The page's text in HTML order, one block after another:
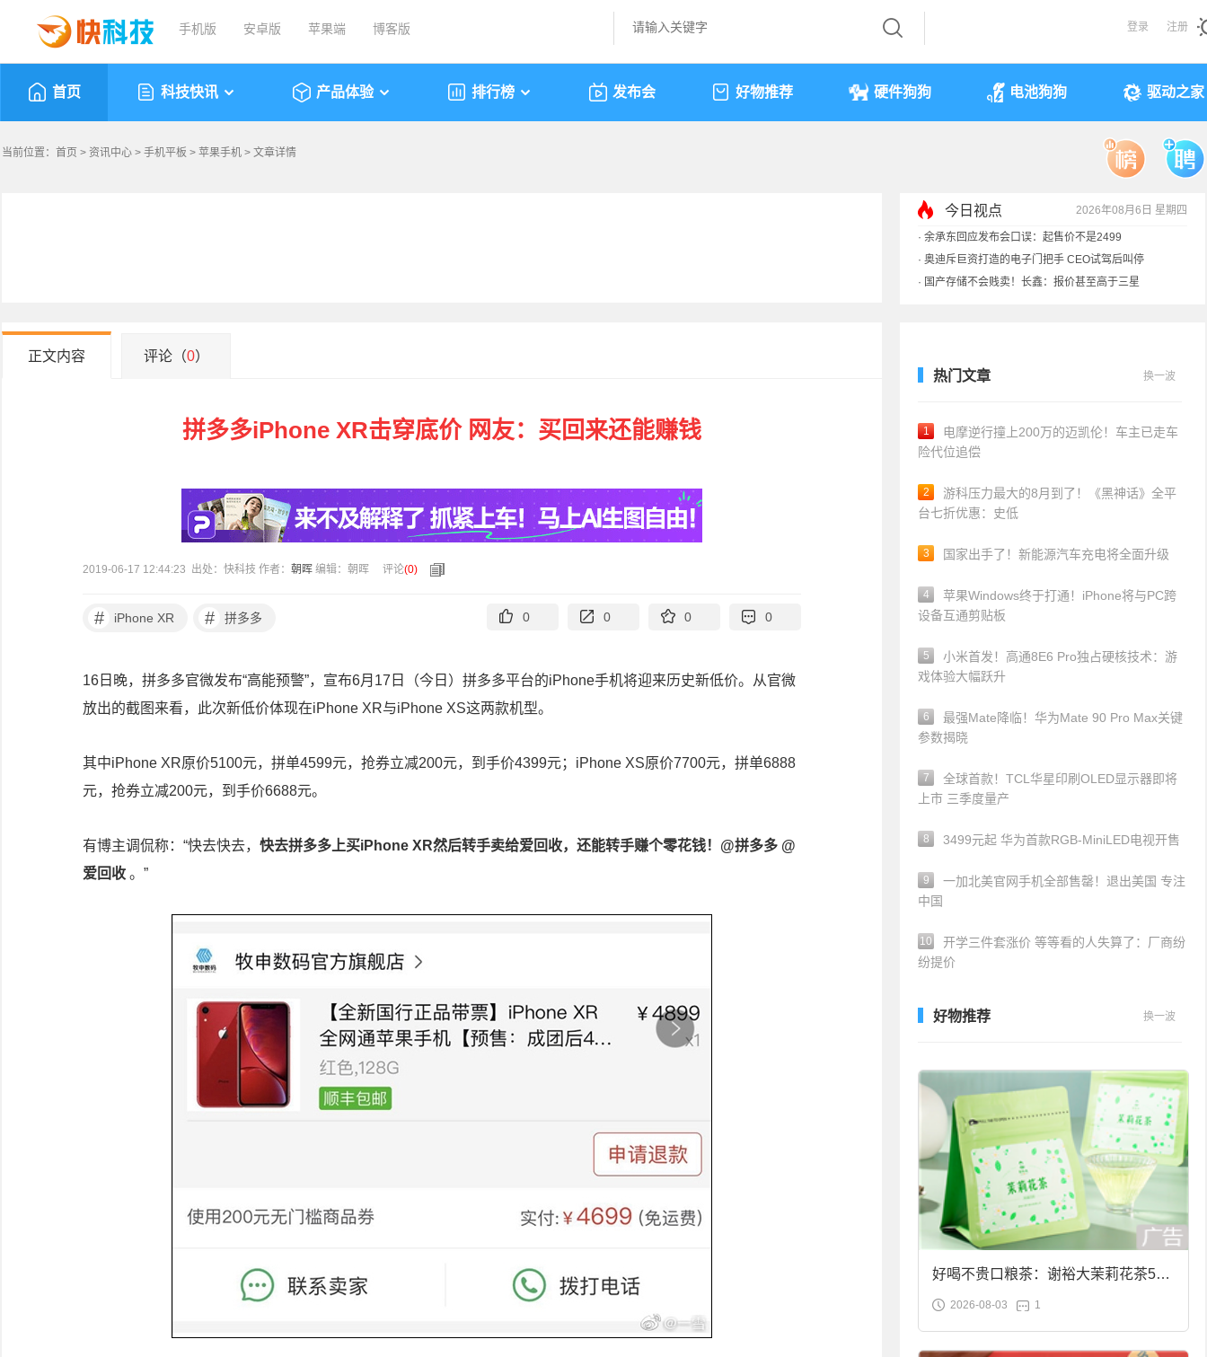
手机版 安卓版 苹果端 博客版 登录 注册
首页 科技快讯 产品体验 排行榜 发布会 好物推荐 硬件狗狗 电池狗狗 驱动之家
当前位置： 首页 > 资讯中心 > 手机平板 > 苹果手机 > 文章详情
今日视点 2026年08月6日 星期四
· 余承东回应发布会口误：起售价不是2499
· 奥迪斥巨资打造的电子门把手 CEO试驾后叫停
· 国产存储不会贱卖！长鑫：报价甚至高于三星
正文内容 评论（0）
拼多多iPhone XR击穿底价 网友：买回来还能赚钱
2019-06-17 12:44:23 出处：快科技 作者： 朝晖 编辑：朝晖 评论(0)
# iPhone XR # 拼多多 0 0 0 0
16日晚，拼多多官微发布“高能预警”，宣布6月17日（今日）拼多多平台的iPhone手机将迎来历史新低价。从官微
放出的截图来看，此次新低价体现在iPhone XR与iPhone XS这两款机型。
其中iPhone XR原价5100元，拼单4599元，抢券立减200元，到手价4399元；iPhone XS原价7700元，拼单6888
元，抢券立减200元，到手价6688元。
有博主调侃称：“快去快去， 快去拼多多上买iPhone XR然后转手卖给爱回收，还能转手赚个零花钱！@拼多多 @
爱回收 。​​​​”
热门文章 换一波
1
电摩逆行撞上200万的迈凯伦！车主已走车
险代位追偿
2
游科压力最大的8月到了！《黑神话》全平
台七折优惠：史低
3 国家出手了！新能源汽车充电将全面升级
4
苹果Windows终于打通！iPhone将与PC跨
设备互通剪贴板
5
小米首发！高通8E6 Pro独占硬核技术：游
戏体验大幅跃升
6
最强Mate降临！华为Mate 90 Pro Max关键
参数揭晓
7
全球首款！TCL华星印刷OLED显示器即将
上市 三季度量产
8 3499元起 华为首款RGB-MiniLED电视开售
9
一加北美官网手机全部售罄！退出美国 专注
中国
10
开学三件套涨价 等等看的人失算了：厂商纷
纷提价
好物推荐 换一波
好喝不贵口粮茶：谢裕大茉莉花茶50g
袋装9.9元到手
2026-08-03 1